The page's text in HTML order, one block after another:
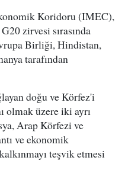
Koridoru (IMEC),
zirvesi sırasında
Birliği, Hindistan,
tarafından
doğu ve Körfez'i
olmak üzere iki ayrı
Arap Körfezi ve
ve ekonomik
teşvik etmesi